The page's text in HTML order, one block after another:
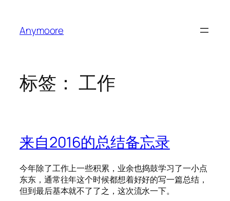
Anymoore
标签： 工作
来自2016的总结备忘录
今年除了工作上一些积累，业余也捣鼓学习了一小点
东东，通常往年这个时候都想着好好的写一篇总结，
但到最后基本就不了了之，这次流水一下。